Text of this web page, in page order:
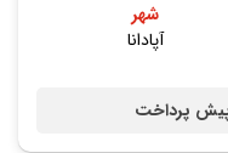
شهر
آپادانا
پرداخت